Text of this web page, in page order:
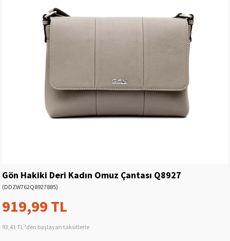
Gön Hakiki Deri Kadın Omuz Çantası Q8927
(DDZW762Q8927885)
919,99 TL
93,41 TL 'den başlayan taksitlerle